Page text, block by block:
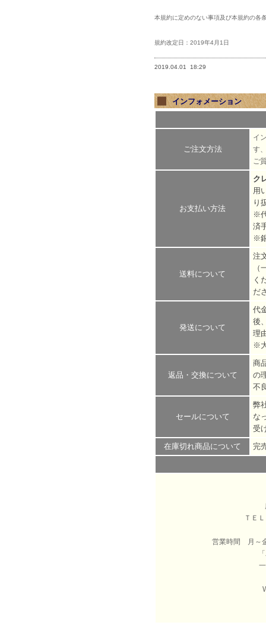
本規約に定めのない事項及び本規約の各
規約改定日：2019年4月1日
2019.04.01 18:29
インフォメーション
ご注文方法
イ
す
ご
お支払い方法
ク
用
り
※
済
※
送料について
注
く
だ
発送について
代
後
理
※
返品・交換について
商
の
不
セールについて
弊
な
受
在庫切れ商品について
完
ＴＥ
営業時間 月～